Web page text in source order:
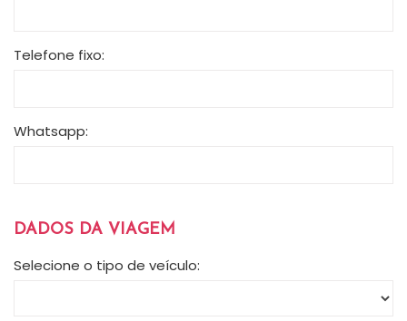
Telefone fixo:
Whatsapp:
DADOS DA VIAGEM
Selecione o tipo de veículo: